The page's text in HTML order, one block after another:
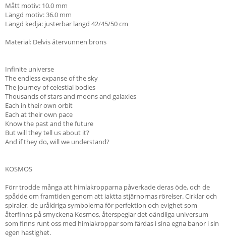
Mått motiv: 10.0 mm
Längd motiv: 36.0 mm
Längd kedja: justerbar längd 42/45/50 cm
Material: Delvis återvunnen brons
Infinite universe
The endless expanse of the sky
The journey of celestial bodies
Thousands of stars and moons and galaxies
Each in their own orbit
Each at their own pace
Know the past and the future
But will they tell us about it?
And if they do, will we understand?
KOSMOS
Förr trodde många att himlakropparna påverkade deras öde, och de
spådde om framtiden genom att iaktta stjärnornas rörelser. Cirklar och
spiraler, de uråldriga symbolerna för perfektion och evighet som
återfinns på smyckena Kosmos, återspeglar det oändliga universum
som finns runt oss med himlakroppar som färdas i sina egna banor i sin
egen hastighet.